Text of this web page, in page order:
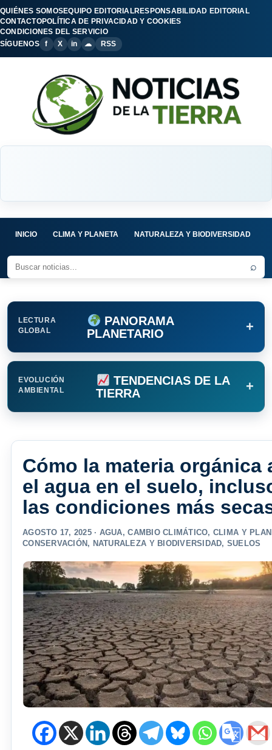
QUIÉNES SOMOSEQUIPO EDITORIALRESPONSABILIDAD EDITORIAL
CONTACTOPOLÍTICA DE PRIVACIDAD Y COOKIES
CONDICIONES DEL SERVICIO
SÍGUENOS
f X in ☁ RSS
INICIO CLIMA Y PLANETA NATURALEZA Y BIODIVERSIDAD
⌕
LECTURA
GLOBAL
PANORAMA
PLANETARIO
+
EVOLUCIÓN
AMBIENTAL
TENDENCIAS DE LA
TIERRA
+
Cómo la materia orgánica
el agua en el suelo,
las condiciones más
AGOSTO 17, 2025 · AGUA,CAMBIO CLIMÁTICO, CLIMA Y
CONSERVACIÓN , NATURALEZA Y BIODIVERSIDAD, SUELOS